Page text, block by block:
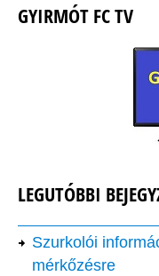
GYIRMÓT FC TV
LEGUTÓBBI
Szurkolói
mérkőzésre